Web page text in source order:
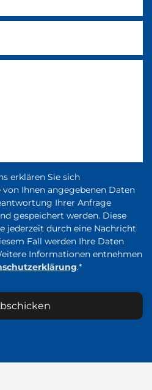
erklären Sie sich
von Ihnen angegebenen Daten
Ihrer Anfrage
gespeichert werden. Diese
jederzeit durch eine Nachricht
Fall werden Ihre Daten
Informationen entnehmen
.*